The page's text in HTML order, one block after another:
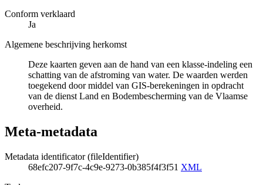
Conform verklaard
Ja
Algemene beschrijving herkomst
Deze kaarten geven aan de hand van een klasse-indeling een
schatting van de afstroming van water. De waarden werden
toegekend door middel van GIS-berekeningen in opdracht
van de dienst Land en Bodembescherming van de Vlaamse
overheid.
Meta-metadata
Metadata identificator (fileIdentifier)
68efc207-9f7c-4c9e-9273-0b385f4f3f51 XML